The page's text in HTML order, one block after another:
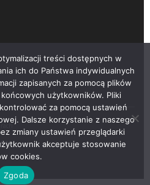
treści dostępnych w
ich do Państwa indywidualnych
zapisanych za pomocą plików
użytkowników. Pliki
za pomocą ustawień
Dalsze korzystanie z naszego
zmiany ustawień przeglądarki
akceptuje stosowanie
cookies.
Zgoda